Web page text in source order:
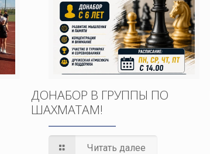
ДОНАБОР В ГРУППЫ ПО
ШАХМАТАМ!
Читать далее